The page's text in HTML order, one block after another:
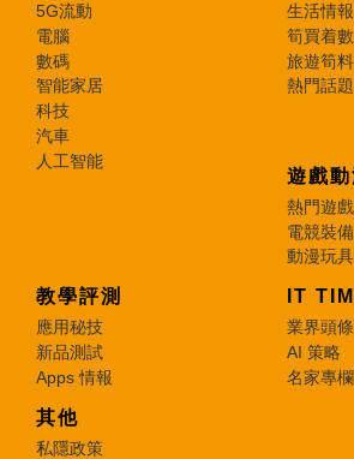
5G流動
電腦
數碼
智能家居
科技
汽車
人工智能
生活情報
筍買着數
旅遊筍料
熱門話題
遊戲動
熱門遊戲
電競裝備
動漫玩具
教學評測
應用秘技
新品測試
Apps 情報
IT
業界頭條
AI 策略
名家專欄
其他
私隱政策